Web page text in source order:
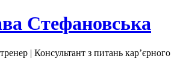
Стефановська
| Консультант з питань карʼєрного